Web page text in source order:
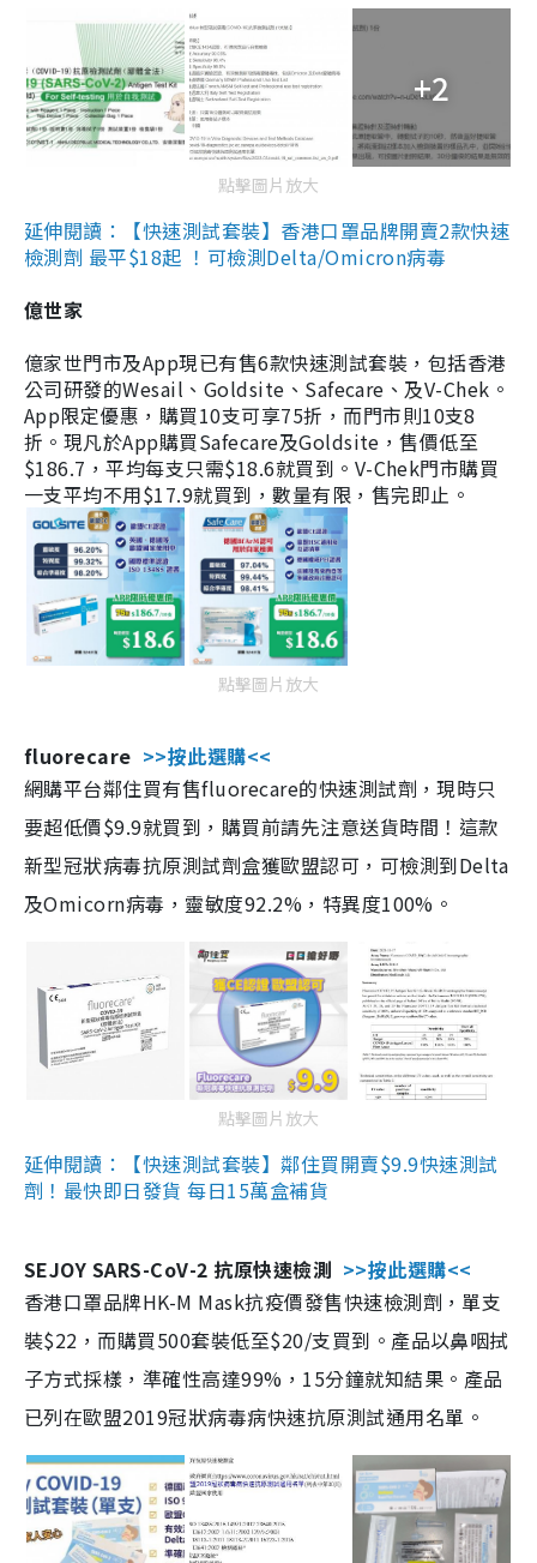
+2
點擊圖片放大
延伸閱讀：【快速測試套裝】香港口罩品牌開賣2款快速
檢測劑 最平$18起 ！可檢測Delta/Omicron病毒
億世家
億家世門市及App現已有售6款快速測試套裝，包括香港
公司研發的Wesail、Goldsite、Safecare、及V-Chek。
App限定優惠，購買10支可享75折，而門市則10支8
折。現凡於App購買Safecare及Goldsite，售價低至
$186.7，平均每支只需$18.6就買到。V-Chek門市購買
一支平均不用$17.9就買到，數量有限，售完即止。
點擊圖片放大
fluorecare >>按此選購<<
網購平台鄰住買有售fluorecare的快速測試劑，現時只
要超低價$9.9就買到，購買前請先注意送貨時間！這款
新型冠狀病毒抗原測試劑盒獲歐盟認可，可檢測到Delta
及Omicorn病毒，靈敏度92.2%，特異度100%。
點擊圖片放大
延伸閱讀：【快速測試套裝】鄰住買開賣$9.9快速測試
劑！最快即日發貨 每日15萬盒補貨
SEJOY SARS-CoV-2 抗原快速檢測 >>按此選購<<
香港口罩品牌HK-M Mask抗疫價發售快速檢測劑，單支
裝$22，而購買500套裝低至$20/支買到。產品以鼻咽拭
子方式採樣，準確性高達99%，15分鐘就知結果。產品
已列在歐盟2019冠狀病毒病快速抗原測試通用名單。